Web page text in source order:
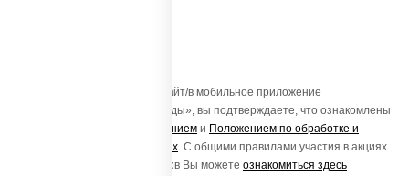
Осуществляя вход на этот Сайт/в мобильное приложение
«ПиццаСушиВок - доставка еды», вы подтверждаете, что ознакомлены
Пользовательским соглашением и Положением по обработке и
защите персональных данных . С общими правилами участия в акциях
и порядке получения подарков Вы можете ознакомиться здесь